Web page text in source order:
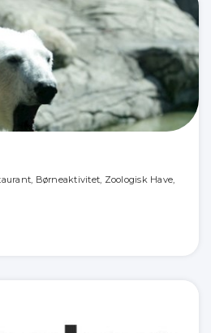
Børneaktivitet, Zoologisk Have,